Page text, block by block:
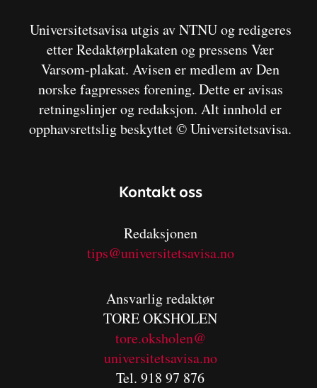
Universitetsavisa utgis av NTNU og redigeres
etter Redaktørplakaten og pressens Vær
Varsom-plakat. Avisen er medlem av Den
norske fagpresses forening. Dette er avisas
retningslinjer og redaksjon. Alt innhold er
opphavsrettslig beskyttet © Universitetsavisa.
Kontakt oss
Redaksjonen
tips@universitetsavisa.no
Ansvarlig redaktør
TORE OKSHOLEN
tore.oksholen@
universitetsavisa.no
Tel. 918 97 876